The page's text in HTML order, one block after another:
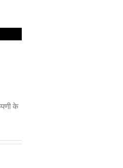
के